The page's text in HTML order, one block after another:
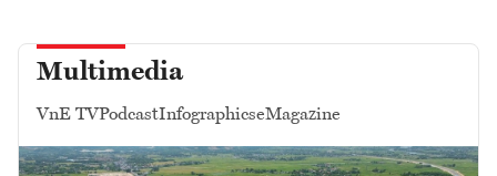
Multimedia
VnE TVPodcastInfographicseMagazine